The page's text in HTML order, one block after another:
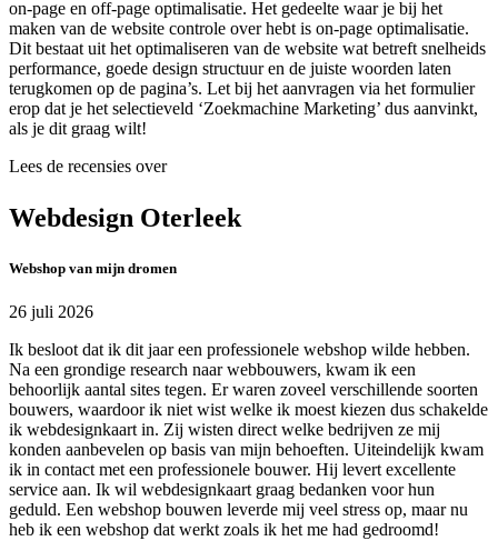
on-page en off-page optimalisatie. Het gedeelte waar je bij het
maken van de website controle over hebt is on-page optimalisatie.
Dit bestaat uit het optimaliseren van de website wat betreft snelheids
performance, goede design structuur en de juiste woorden laten
terugkomen op de pagina’s. Let bij het aanvragen via het formulier
erop dat je het selectieveld ‘Zoekmachine Marketing’ dus aanvinkt,
als je dit graag wilt!
Lees de recensies over
Webdesign Oterleek
Webshop van mijn dromen
26 juli 2026
Ik besloot dat ik dit jaar een professionele webshop wilde hebben.
Na een grondige research naar webbouwers, kwam ik een
behoorlijk aantal sites tegen. Er waren zoveel verschillende soorten
bouwers, waardoor ik niet wist welke ik moest kiezen dus schakelde
ik webdesignkaart in. Zij wisten direct welke bedrijven ze mij
konden aanbevelen op basis van mijn behoeften. Uiteindelijk kwam
ik in contact met een professionele bouwer. Hij levert excellente
service aan. Ik wil webdesignkaart graag bedanken voor hun
geduld. Een webshop bouwen leverde mij veel stress op, maar nu
heb ik een webshop dat werkt zoals ik het me had gedroomd!